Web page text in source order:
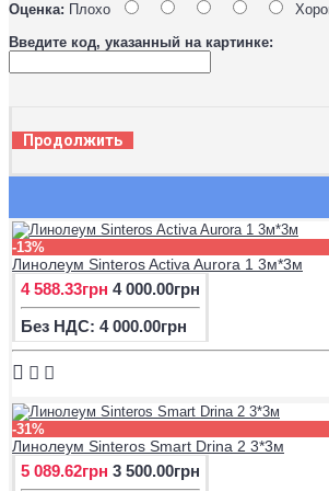
Оценка: Плохо
Введите код, указанный на картинке:
Продолжить
-13%
Линолеум Sinteros Activa Aurora 1 3м*3м
4 588.33грн 4 000.00грн
Без НДС: 4 000.00грн
-31%
Линолеум Sinteros Smart Drina 2 3*3м
5 089.62грн 3 500.00грн